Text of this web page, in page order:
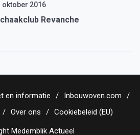
oktober 2016
Revanche
en informatie
Inbouwoven.com
Over ons Cookiebeleid (EU)
Medemblik Actueel